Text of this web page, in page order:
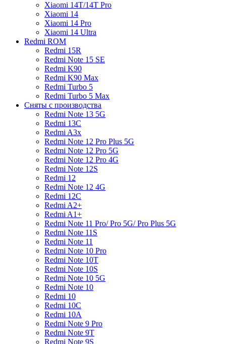
Xiaomi 14T/14T Pro
Xiaomi 14
Xiaomi 14 Pro
Xiaomi 14 Ultra
Redmi ROM
Redmi 15R
Redmi Note 15 SE
Redmi K90
Redmi K90 Max
Redmi Turbo 5
Redmi Turbo 5 Max
Сняты с производства
Redmi Note 13 5G
Redmi 13C
Redmi A3x
Redmi Note 12 Pro Plus 5G
Redmi Note 12 Pro 5G
Redmi Note 12 Pro 4G
Redmi Note 12S
Redmi 12
Redmi Note 12 4G
Redmi 12C
Redmi A2+
Redmi A1+
Redmi Note 11 Pro/ Pro 5G/ Pro Plus 5G
Redmi Note 11S
Redmi Note 11
Redmi Note 10 Pro
Redmi Note 10T
Redmi Note 10S
Redmi Note 10 5G
Redmi Note 10
Redmi 10
Redmi 10C
Redmi 10A
Redmi Note 9 Pro
Redmi Note 9T
Redmi Note 9S